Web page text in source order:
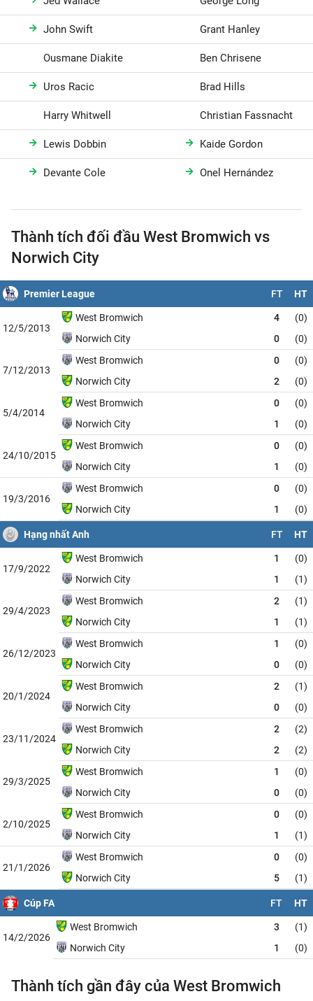
John Swift Grant Hanley
Ousmane Diakite Ben Chrisene
Uros Racic Brad Hills
Harry Whitwell Christian Fassnacht
Lewis Dobbin Kaide Gordon
Devante Cole Onel Hernández
Thành tích đối đầu West Bromwich vs
Norwich City
Premier League FT HT
12/5/2013
West Bromwich 4
(0)
Norwich City
0 (0)
7/12/2013
West Bromwich 0
(0)
Norwich City
2 (0)
5/4/2014
West Bromwich 0
(0)
Norwich City
1 (0)
24/10/2015
West Bromwich 0
(0)
Norwich City
1 (0)
19/3/2016
West Bromwich 0
(0)
Norwich City
1 (0)
Hạng nhất Anh FT HT
17/9/2022
West Bromwich 1
(0)
Norwich City
1 (1)
29/4/2023
West Bromwich 2
(1)
Norwich City
1 (1)
26/12/2023
West Bromwich 1
(0)
Norwich City
0 (0)
20/1/2024
West Bromwich 2
(1)
Norwich City
0 (0)
23/11/2024
West Bromwich 2
(2)
Norwich City
2 (2)
29/3/2025
West Bromwich 1
(0)
Norwich City
0 (0)
2/10/2025
West Bromwich 0
(0)
Norwich City
1 (1)
21/1/2026
West Bromwich 0
(0)
Norwich City
5 (1)
Cúp FA FT HT
14/2/2026
West Bromwich 3
(1)
Norwich City
1 (0)
Thành tích gần đây của West Bromwich